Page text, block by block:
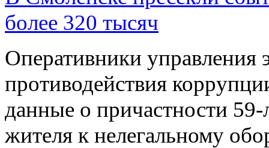
более 320 тысяч
Оперативники управления
противодействия
данные о причастности 59-
жителя к нелегальному